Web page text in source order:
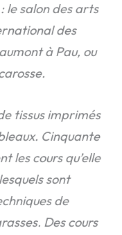
le salon des arts
des
à Pau, ou
tissus imprimés
Cinquante
les cours qu’elle
sont
de
Des cours